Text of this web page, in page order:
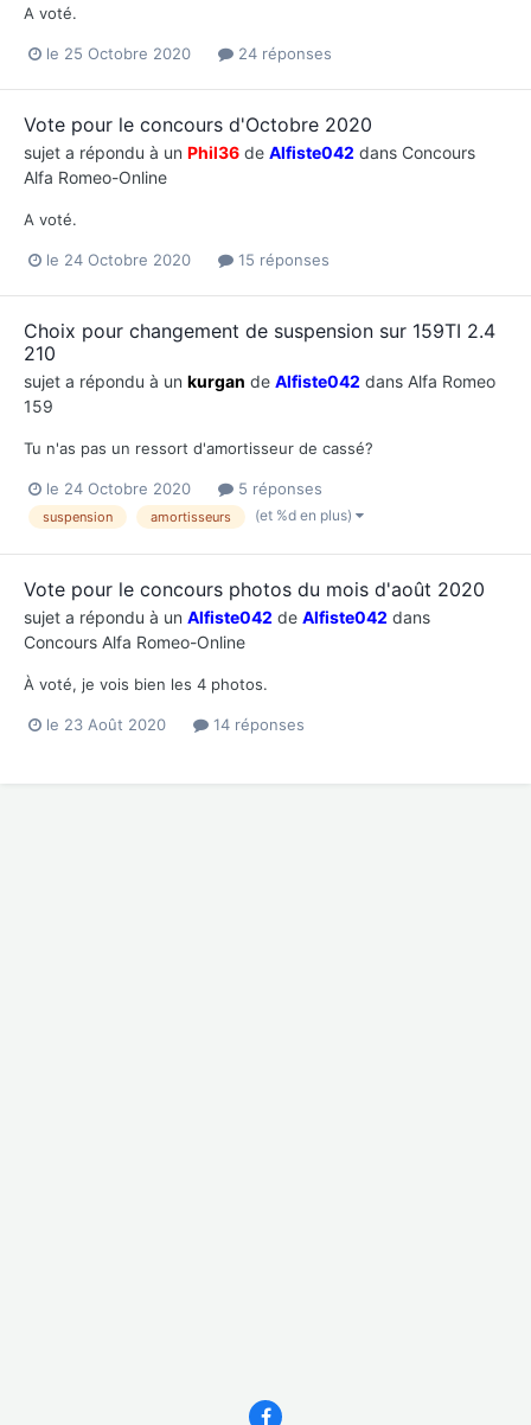
A voté.
le 25 Octobre 2020 24 réponses
Vote pour le concours d'Octobre 2020
sujet a répondu à un Phil36 de Alfiste042 dans Concours
Alfa Romeo-Online
A voté.
le 24 Octobre 2020 15 réponses
Choix pour changement de suspension sur 159TI 2.4
210
sujet a répondu à un kurgan de Alfiste042 dans Alfa Romeo
159
Tu n'as pas un ressort d'amortisseur de cassé?
le 24 Octobre 2020 5 réponses
suspension amortisseurs (et %d en plus)
Vote pour le concours photos du mois d'août 2020
sujet a répondu à un Alfiste042 de Alfiste042 dans
Concours Alfa Romeo-Online
À voté, je vois bien les 4 photos.
le 23 Août 2020 14 réponses